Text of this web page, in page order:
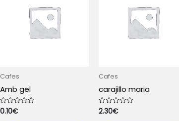
Cafes
Amb gel
Valorado
con
0.10€
Cafes
carajillo maria
Valorado
con
2.30€